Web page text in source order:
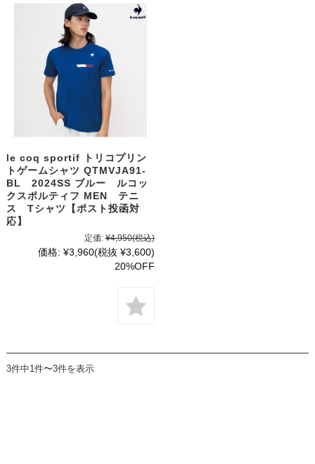
le coq sportif トリコプリン
トゲームシャツ QTMVJA91-
BL 2024SS ブルー ルコッ
クスポルティフ MEN テニ
ス Tシャツ【ポスト投函対
応】
定価: ¥4,950(税込)
価格: ¥3,960(税抜 ¥3,600)
20%OFF
3件中1件〜3件を表示